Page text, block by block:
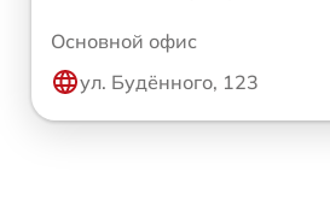
Основной офис
ул. Будённого, 123